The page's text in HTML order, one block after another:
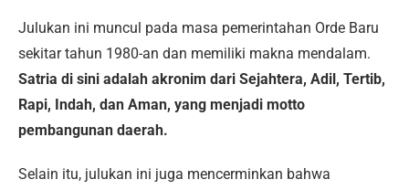
Julukan ini muncul pada masa pemerintahan Orde Baru
sekitar tahun 1980-an dan memiliki makna mendalam.
Satria di sini adalah akronim dari Sejahtera, Adil, Tertib,
Rapi, Indah, dan Aman, yang menjadi motto
pembangunan daerah.
Selain itu, julukan ini juga mencerminkan bahwa